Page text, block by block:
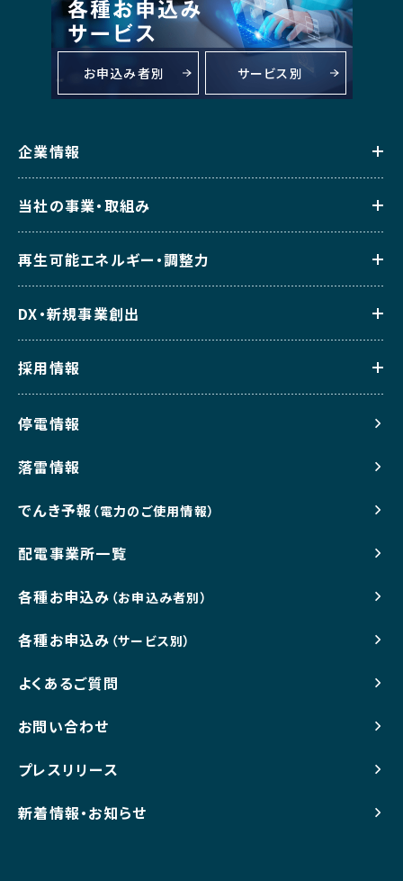
お申込み者別 サービス別
企業情報
当社の事業・取組み
再生可能エネルギー・調整力
DX・新規事業創出
採用情報
停電情報
落雷情報
でんき予報 （電力のご使用情報）
配電事業所一覧
各種お申込み （お申込み者別）
各種お申込み （サービス別）
よくあるご質問
お問い合わせ
プレスリリース
新着情報・お知らせ